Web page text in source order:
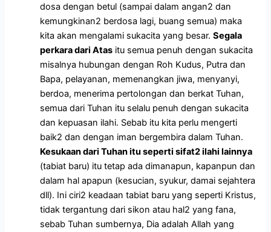
dosa dengan betul (sampai dalam angan2 dan
kemungkinan2 berdosa lagi, buang semua) maka
kita akan mengalami sukacita yang besar.Segala
perkara dari Atas itu semua penuh dengan sukacita
misalnya hubungan dengan Roh Kudus, Putra dan
Bapa, pelayanan, memenangkan jiwa, menyanyi,
berdoa, menerima pertolongan dan berkat Tuhan,
semua dari Tuhan itu selalu penuh dengan sukacita
dan kepuasan ilahi. Sebab itu kita perlu mengerti
baik2 dan dengan iman bergembira dalam Tuhan.
Kesukaan dari Tuhan itu seperti sifat2 ilahi lainnya
(tabiat baru) itu tetap ada dimanapun, kapanpun dan
dalam hal apapun (kesucian, syukur, damai sejahtera
dll). Ini ciri2 keadaan tabiat baru yang seperti Kristus,
tidak tergantung dari sikon atau hal2 yang fana,
sebab Tuhan sumbernya, Dia adalah Allah yang